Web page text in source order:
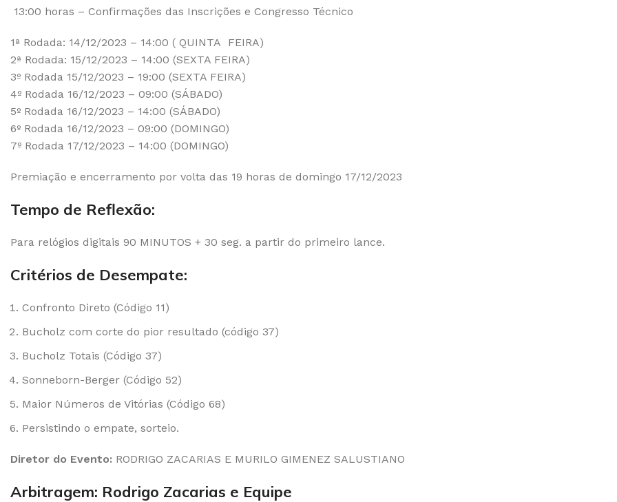
13:00 horas – Confirmações das Inscrições e Congresso Técnico
1ª Rodada: 14/12/2023 – 14:00 ( QUINTA FEIRA)
2ª Rodada: 15/12/2023 – 14:00 (SEXTA FEIRA)
3º Rodada 15/12/2023 – 19:00 (SEXTA FEIRA)
4º Rodada 16/12/2023 – 09:00 (SÁBADO)
5º Rodada 16/12/2023 – 14:00 (SÁBADO)
6º Rodada 16/12/2023 – 09:00 (DOMINGO)
7º Rodada 17/12/2023 – 14:00 (DOMINGO)
Premiação e encerramento por volta das 19 horas de domingo 17/12/2023
Tempo de Reflexão:
Para relógios digitais 90 MINUTOS + 30 seg. a partir do primeiro lance.
Critérios de Desempate:
Confronto Direto (Código 11)
Bucholz com corte do pior resultado (código 37)
Bucholz Totais (Código 37)
Sonneborn-Berger (Código 52)
Maior Números de Vitórias (Código 68)
Persistindo o empate, sorteio.
Diretor do Evento: RODRIGO ZACARIAS E MURILO GIMENEZ SALUSTIANO
Arbitragem: Rodrigo Zacarias e Equipe